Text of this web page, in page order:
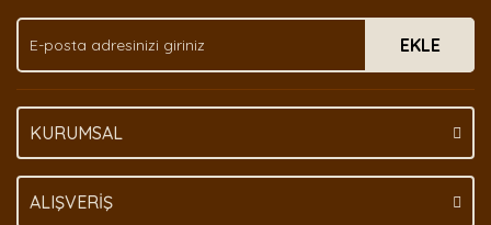
Ürün fiyatı diğer sitelerden daha pahalı.
Bu ürüne benzer farklı alternatifler olmalı.
EKLE
KURUMSAL
ALIŞVERİŞ